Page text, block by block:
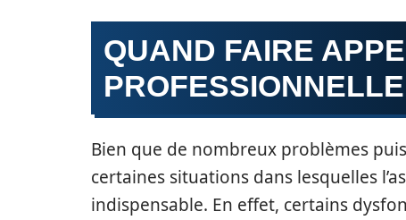
QUAND FAIRE
Bien que de nombreux problèmes
certaines situations dans lesquelles
indispensable. En effet, certains